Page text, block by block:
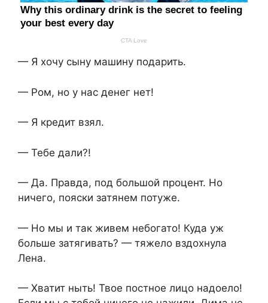
— Я хочу сыну машину подарить.
— Ром, но у нас денег нет!
— Я кредит взял.
— Тебе дали?!
— Да. Правда, под большой процент. Но
ничего, пояски затянем потуже.
— Но мы и так живем небогато! Куда уж
больше затягивать? — тяжело вздохнула
Лена.
— Хватит ныть! Твое постное лицо надоело!